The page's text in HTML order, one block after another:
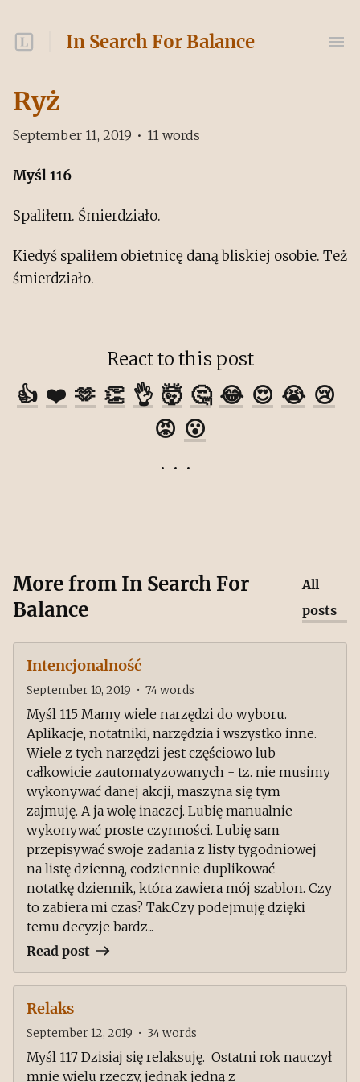
In Search For Balance
Ryż
September 11, 2019 • 11 words
Myśl 116
Spaliłem. Śmierdziało.
Kiedyś spaliłem obietnicę daną bliskiej osobie. Też
śmierdziało.
React to this post
👍 ❤️ 🫶 👏 👌 🤯 🤔 😂 😍 😭 😢
😡 😮
More from In Search For
Balance
All
posts
Intencjonalność
September 10, 2019 • 74words
Myśl 115 Mamy wiele narzędzi do wyboru.
Aplikacje, notatniki, narzędzia i wszystko inne.
Wiele z tych narzędzi jest częściowo lub
całkowicie zautomatyzowanych - tz. nie musimy
wykonywać danej akcji, maszyna się tym
zajmuję. A ja wolę inaczej. Lubię manualnie
wykonywać proste czynności. Lubię sam
przepisywać swoje zadania z listy tygodniowej
na listę dzienną, codziennie duplikować
notatkę dziennik, która zawiera mój szablon. Czy
to zabiera mi czas? Tak.Czy podejmuję dzięki
temu decyzje bardz...
Read post
Relaks
September 12, 2019 • 34words
Myśl 117 Dzisiaj się relaksuję. Ostatni rok nauczył
mnie wielu rzeczy, jednak jedną z